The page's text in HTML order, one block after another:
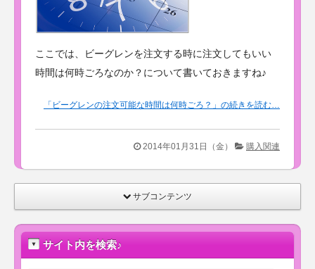
ここでは、ビーグレンを注文する時に注文してもいい
時間は何時ごろなのか？について書いておきますね♪
「ビーグレンの注文可能な時間は何時ごろ？」の続きを読む…
2014年01月31日（金） 購入関連
サブコンテンツ
サイト内を検索♪